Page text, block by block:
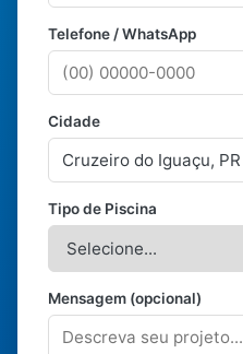
Telefone / WhatsApp
Cidade
Tipo de Piscina
Mensagem (opcional)